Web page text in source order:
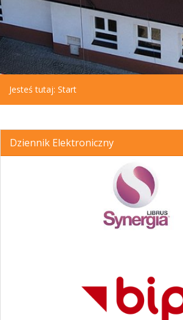
Jesteś tutaj: Start
Dziennik Elektroniczny